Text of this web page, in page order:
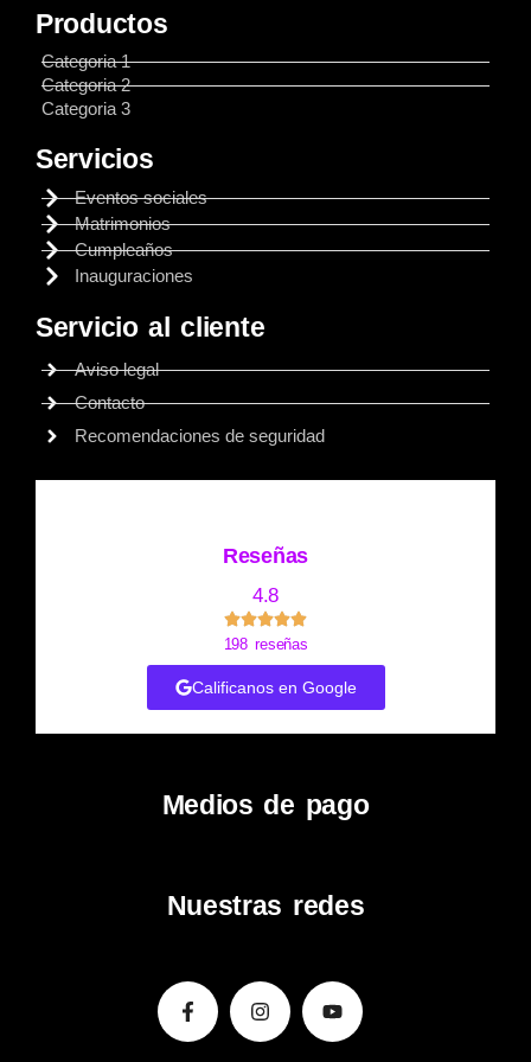
Productos
Categoria 1
Categoria 2
Categoria 3
Servicios
Eventos sociales
Matrimonios
Cumpleaños
Inauguraciones
Servicio al cliente
Aviso legal
Contacto
Recomendaciones de seguridad
Reseñas
4.8
198 reseñas
Calificanos en Google
Medios de pago
Nuestras redes
Facebook-
f
InstagramYoutube